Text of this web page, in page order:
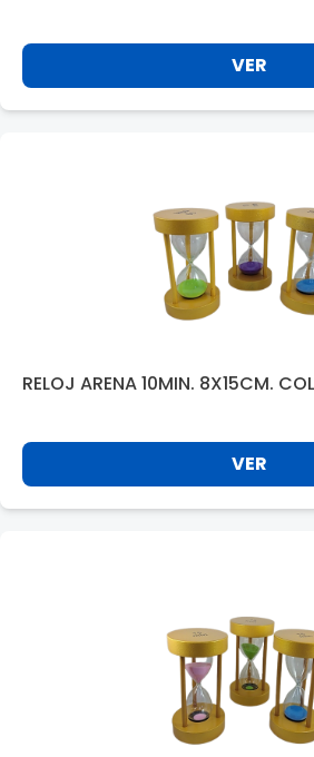
VER
RELOJ ARENA 10MIN. 8X15CM.
VER